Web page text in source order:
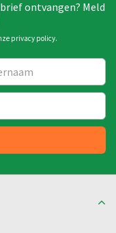
ontvangen? Meld
privacy policy.